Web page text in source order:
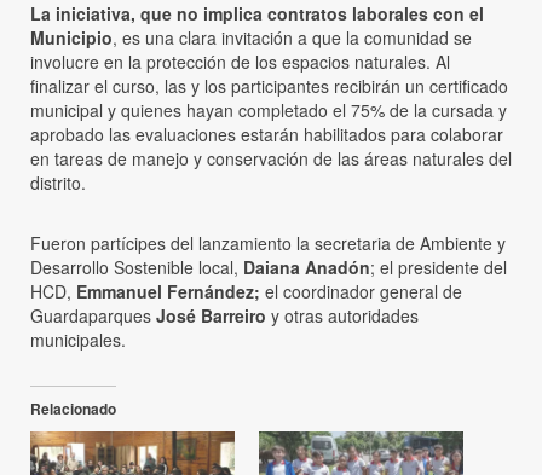
La iniciativa, que no implica contratos laborales con el
Municipio, es una clara invitación a que la comunidad se
involucre en la protección de los espacios naturales. Al
finalizar el curso, las y los participantes recibirán un certificado
municipal y quienes hayan completado el 75% de la cursada y
aprobado las evaluaciones estarán habilitados para colaborar
en tareas de manejo y conservación de las áreas naturales del
distrito.
Fueron partícipes del lanzamiento la secretaria de Ambiente y
Desarrollo Sostenible local, Daiana Anadón; el presidente del
HCD, Emmanuel Fernández; el coordinador general de
Guardaparques José Barreiro y otras autoridades
municipales.
Relacionado